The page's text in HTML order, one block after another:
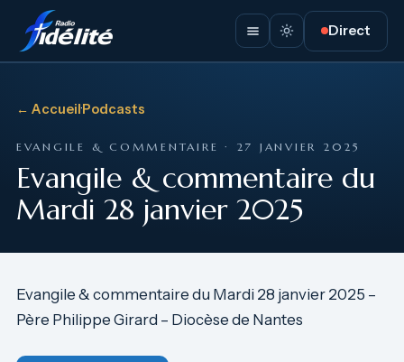
Direct
← Accueil·Podcasts
EVANGILE & COMMENTAIRE · 27 JANVIER 2025
Evangile & commentaire du
Mardi 28 janvier 2025
Evangile & commentaire du Mardi 28 janvier 2025 –
Père Philippe Girard – Diocèse de Nantes